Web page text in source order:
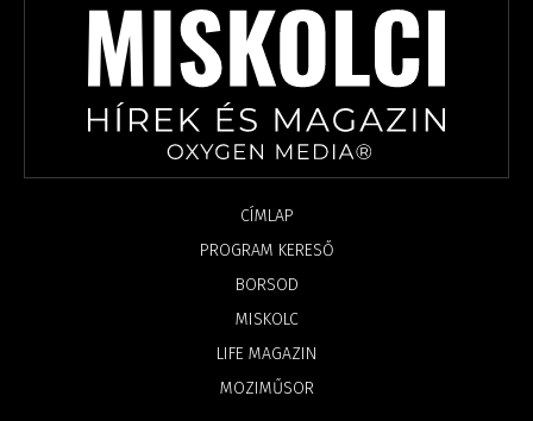
CÍMLAP
PROGRAM KERESŐ
BORSOD
MISKOLC
LIFE MAGAZIN
MOZIMŰSOR